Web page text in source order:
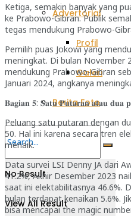
Advertorial
Profil
Galeri
Berita Foto
No Result
View All Result
Ketiga, semakin banyak yang
ke Prabowo-Gibran. Publik
tegas mendukung Prabowo-
Pemilih puas Jokowi yang
meningkat. Di bulan November
mendukung Prabowo-Gibran
Januari 2024, angkanya
𝐁𝐚𝐠𝐢𝐚𝐧 𝟓: 𝐒𝐚𝐭𝐮 𝐏𝐮𝐭𝐚𝐫𝐚𝐧 𝐚𝐭𝐚𝐮 𝐝𝐮𝐚
Peluang satu putaran dengan
50. Hal ini karena secara tren
menaik.
Data survei LSI Denny JA dari
41.2%, Akhir Desember 2023
saat ini elektabilitasnya 46.6%.
bulan terdapat kenaikan 5.6%.
bisa mencapai the magic